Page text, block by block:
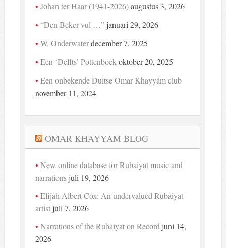
Johan ter Haar (1941-2026) augustus 3, 2026
“Den Beker vul …” januari 29, 2026
W. Onderwaterdecember 7, 2025
Een ‘Delfts’ Pottenboek oktober 20, 2025
Een onbekende Duitse Omar Khayyám club
november 11, 2024
OMAR KHAYYAM BLOG
New online database for Rubaiyat music and
narrations juli 19, 2026
Elijah Albert Cox: An undervalued Rubaiyat
artist juli 7, 2026
Narrations of the Rubaiyat on Record juni 14,
2026